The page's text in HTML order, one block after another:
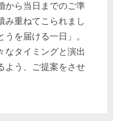
から当日までのご準
み重ねてこられまし
を届ける一日」。
なタイミングと演出
よう、ご提案をさせ